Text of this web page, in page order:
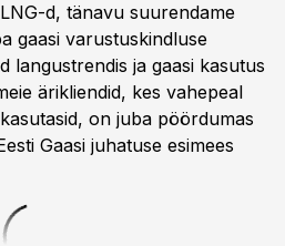
d, tänavu suurendame
gaasi varustuskindluse
langustrendis ja gaasi kasutus
ärikliendid, kes vahepeal
on juba pöördumas
Gaasi juhatuse esimees